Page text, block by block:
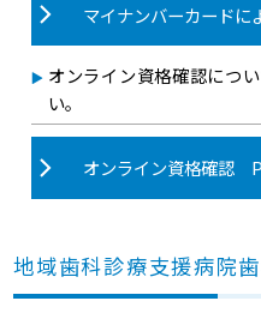
マイナンバーカード
オンライン資格確認につ
い。
オンライン資格確認
地域歯科診療支援病院